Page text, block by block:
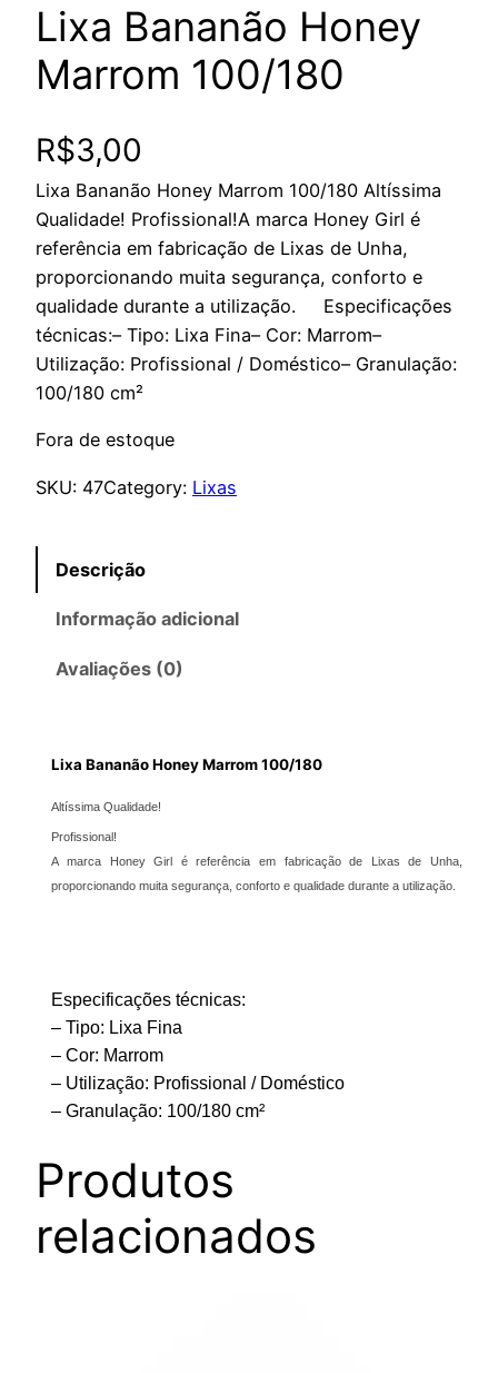
Lixa Bananão Honey
Marrom 100/180
R$3,00
Lixa Bananão Honey Marrom 100/180 Altíssima
Qualidade! Profissional!A marca Honey Girl é
referência em fabricação de Lixas de Unha,
proporcionando muita segurança, conforto e
qualidade durante a utilização. Especificações
técnicas:– Tipo: Lixa Fina– Cor: Marrom–
Utilização: Profissional / Doméstico– Granulação:
100/180 cm²
Fora de estoque
SKU: 47Category: Lixas
Descrição
Informação adicional
Avaliações (0)
Lixa Bananão Honey Marrom 100/180
Altíssima Qualidade!
Profissional!
A marca Honey Girl é referência em fabricação de Lixas de Unha,
proporcionando muita segurança, conforto e qualidade durante a utilização.
Especificações técnicas:
– Tipo: Lixa Fina
– Cor: Marrom
– Utilização: Profissional / Doméstico
– Granulação: 100/180 cm²
Produtos
relacionados